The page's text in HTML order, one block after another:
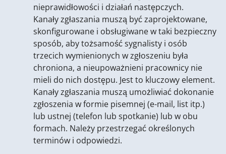
nieprawidłowości i działań następczych.
Kanały zgłaszania muszą być zaprojektowane,
skonfigurowane i obsługiwane w taki bezpieczny
sposób, aby tożsamość sygnalisty i osób
trzecich wymienionych w zgłoszeniu była
chroniona, a nieupoważnieni pracownicy nie
mieli do nich dostępu. Jest to kluczowy element.
Kanały zgłaszania muszą umożliwiać dokonanie
zgłoszenia w formie pisemnej (e-mail, list itp.)
lub ustnej (telefon lub spotkanie) lub w obu
formach. Należy przestrzegać określonych
terminów i odpowiedzi.